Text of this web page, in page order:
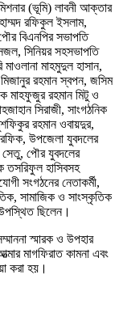
(ভূমি) লাবনী আক্তার
রফিকুল ইসলাম,
বিএনপির সভাপতি
সিনিয়র সহসভাপতি
মাহমুদুল হাসান,
রহমান স্বপন, জসিম
মাহফুজুর রহমান মিটু ও
সিরাজী, সাংগঠনিক
রহমান ওবায়দুর,
উপজেলা যুবদলের
পৌর যুবদলের
হাসিবসহ
সংগঠনের নেতাকর্মী,
সামাজিক ও সাংস্কৃতিক
ছিলেন।
স্মারক ও উপহার
মাগফিরাত কামনা এবং
করা হয়।